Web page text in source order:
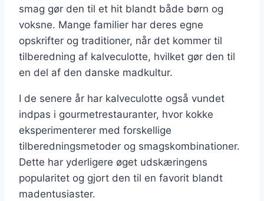
smag gør den til et hit blandt både børn og
voksne. Mange familier har deres egne
opskrifter og traditioner, når det kommer til
tilberedning af kalveculotte, hvilket gør den til
en del af den danske madkultur.
I de senere år har kalveculotte også vundet
indpas i gourmetrestauranter, hvor kokke
eksperimenterer med forskellige
tilberedningsmetoder og smagskombinationer.
Dette har yderligere øget udskæringens
popularitet og gjort den til en favorit blandt
madentusiaster.